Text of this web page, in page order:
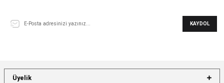
KAYDOL
Üyelik